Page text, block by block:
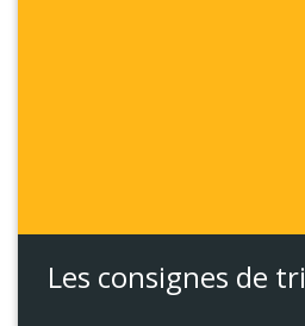
Les consignes de tri